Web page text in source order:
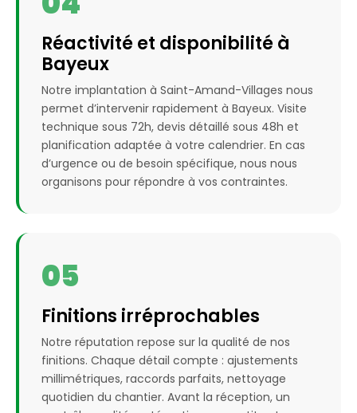
Réactivité et disponibilité à
Bayeux
Notre implantation à Saint-Amand-Villages nous
permet d’intervenir rapidement à Bayeux. Visite
technique sous 72h, devis détaillé sous 48h et
planification adaptée à votre calendrier. En cas
d’urgence ou de besoin spécifique, nous nous
organisons pour répondre à vos contraintes.
05
Finitions irréprochables
Notre réputation repose sur la qualité de nos
finitions. Chaque détail compte : ajustements
millimétriques, raccords parfaits, nettoyage
quotidien du chantier. Avant la réception, un